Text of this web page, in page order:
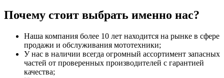
Почему стоит выбрать именно нас?
Наша компания более 10 лет находится на рынке в сфере
продажи и обслуживания мототехники;
У нас в наличии всегда огромный ассортимент запасных
частей от проверенных производителей с гарантией
качества;